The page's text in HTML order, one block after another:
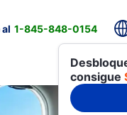
1-845-848-0154
consigue